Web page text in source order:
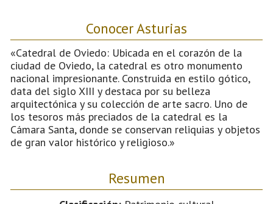
Conocer Asturias
«Catedral de Oviedo: Ubicada en el corazón de la
ciudad de Oviedo, la catedral es otro monumento
nacional impresionante. Construida en estilo gótico,
data del siglo XIII y destaca por su belleza
arquitectónica y su colección de arte sacro. Uno de
los tesoros más preciados de la catedral es la
Cámara Santa, donde se conservan reliquias y objetos
de gran valor histórico y religioso.»
Resumen